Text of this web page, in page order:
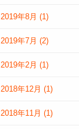
2019年8月 (1)
2019年7月 (2)
2019年2月 (1)
2018年12月 (1)
2018年11月 (1)